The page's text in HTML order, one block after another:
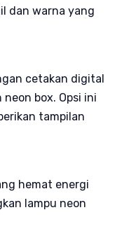
dan warna yang
cetakan digital
box. Opsi ini
tampilan
hemat energi
lampu neon